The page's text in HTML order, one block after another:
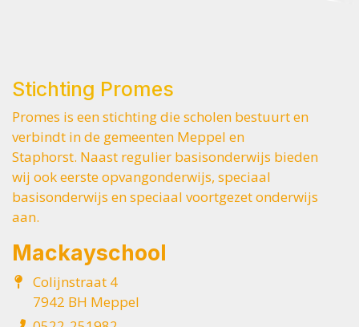
Stichting Promes
Promes is een stichting die scholen bestuurt en
verbindt in de gemeenten Meppel en
Staphorst. Naast regulier basisonderwijs bieden
wij ook eerste opvangonderwijs, speciaal
basisonderwijs en speciaal voortgezet onderwijs
aan.
Mackayschool
Colijnstraat 4
7942 BH Meppel